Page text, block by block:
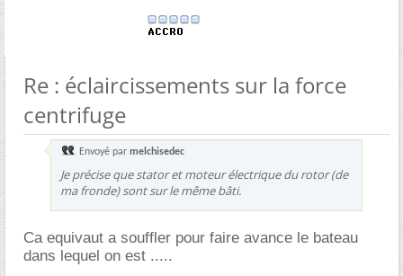
Re : éclaircissements sur la force
centrifuge
Envoyé par melchisedec
Je précise que stator et moteur électrique du rotor (de
ma fronde) sont sur le même bâti.
Ca equivaut a souffler pour faire avance le bateau
dans lequel on est .....